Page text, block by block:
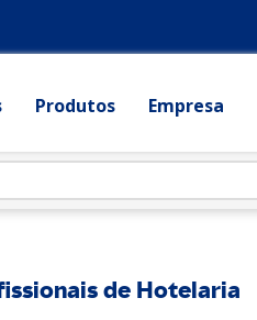
Produtos Empresa
de Hotelaria